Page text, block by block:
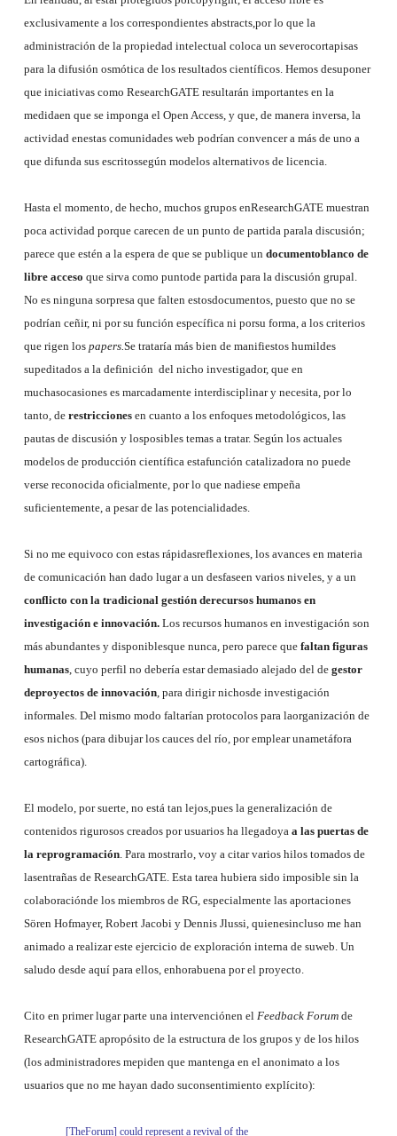
exclusivamente a los correspondientes abstracts,por lo que la
administración de la propiedad intelectual coloca un severocortapisas
para la difusión osmótica de los resultados científicos. Hemos desuponer
que iniciativas como ResearchGATE resultarán importantes en la
medidaen que se imponga el Open Access, y que, de manera inversa, la
actividad enestas comunidades web podrían convencer a más de uno a
que difunda sus escritossegún modelos alternativos de licencia.
Hasta el momento, de hecho, muchos grupos enResearchGATE muestran
poca actividad porque carecen de un punto de partida parala discusión;
parece que estén a la espera de que se publique un documentoblanco de
libre acceso que sirva como puntode partida para la discusión grupal.
No es ninguna sorpresa que falten estosdocumentos, puesto que no se
podrían ceñir, ni por su función específica ni porsu forma, a los criterios
que rigen los papers.Se trataría más bien de manifiestos humildes
supeditados a la definición del nicho investigador, que en
muchasocasiones es marcadamente interdisciplinar y necesita, por lo
tanto, de restriccionesen cuanto a los enfoques metodológicos, las
pautas de discusión y losposibles temas a tratar. Según los actuales
modelos de producción científica estafunción catalizadora no puede
verse reconocida oficialmente, por lo que nadiese empeña
suficientemente, a pesar de las potencialidades.
Si no me equivoco con estas rápidasreflexiones, los avances en materia
de comunicación han dado lugar a un desfaseen varios niveles, y a un
conflicto con la tradicional gestión derecursos humanos en
investigación e innovación. Los recursos humanos en investigación son
más abundantes y disponiblesque nunca, pero parece que faltan figuras
humanas, cuyo perfil no debería estar demasiado alejado del de gestor
deproyectos de innovación, para dirigir nichosde investigación
informales. Del mismo modo faltarían protocolos para laorganización de
esos nichos (para dibujar los cauces del río, por emplear unametáfora
cartográfica).
El modelo, por suerte, no está tan lejos,pues la generalización de
contenidos rigurosos creados por usuarios ha llegadoya a las puertas de
la reprogramación. Paramostrarlo, voy a citar varios hilos tomados de
lasentrañas de ResearchGATE. Esta tarea hubiera sido imposible sin la
colaboraciónde los miembros de RG, especialmente las aportaciones
Sören Hofmayer, Robert Jacobi y Dennis Jlussi, quienesincluso me han
animado a realizar este ejercicio de exploración interna de suweb. Un
saludo desde aquí para ellos, enhorabuena por el proyecto.
Cito en primer lugar parte una intervenciónen el Feedback Forumde
ResearchGATE apropósito de la estructura de los grupos y de los hilos
(los administradores mepiden que mantenga en el anonimato a los
usuarios que no me hayan dado suconsentimiento explícito):
[TheForum]could represent a revival of the